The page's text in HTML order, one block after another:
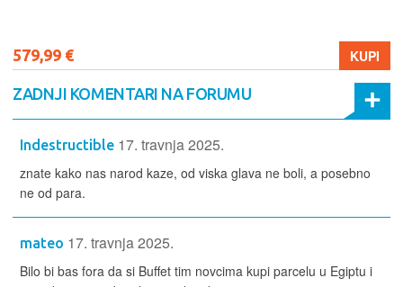
579,99 € KUPI
ZADNJI KOMENTARI NA FORUMU
Indestructible 17. travnja 2025.
znate kako nas narod kaze, od viska glava ne boli, a posebno
ne od para.
mateo 17. travnja 2025.
Bilo bi bas fora da si Buffet tim novcima kupi parcelu u Egiptu i